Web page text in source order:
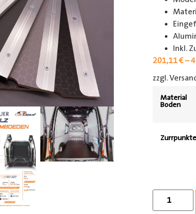
Inkl.
201,11€–
zzgl.
Material
Boden
Zurrpunkte